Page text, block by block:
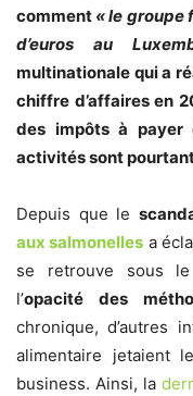
comment « le groupe
d’euros au
multinationale qui a
chiffre d’affaires en
des impôts à payer
activités sont
Depuis que le
aux salmonelles a
se retrouve sous
l’opacité des
chronique, d’autres
alimentaire jetaient
business. Ainsi, la